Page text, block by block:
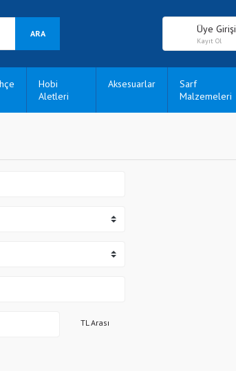
ARA Üye Girişi
Kayıt Ol
Hobi
Aletleri
Aksesuarlar
Sarf
Malzemeleri
TL Arası